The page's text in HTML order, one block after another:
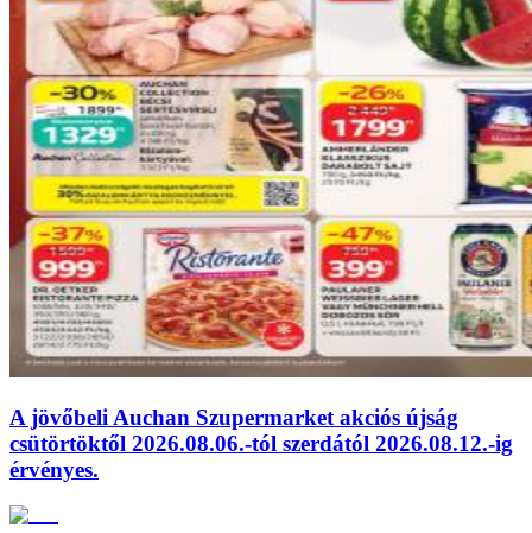
A jövőbeli Auchan Szupermarket akciós újság
csütörtöktől 2026.08.06.-tól szerdától 2026.08.12.-ig
érvényes.